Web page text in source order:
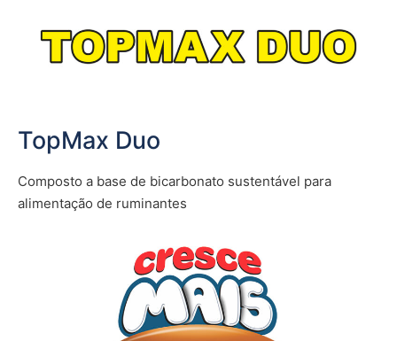
TopMax Duo
Composto a base de bicarbonato sustentável para
alimentação de ruminantes